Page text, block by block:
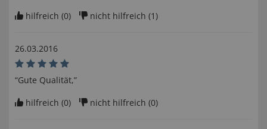
hilfreich (0) nicht hilfreich (1)
26.03.2016
“Gute Qualität,”
hilfreich (0) nicht hilfreich (0)